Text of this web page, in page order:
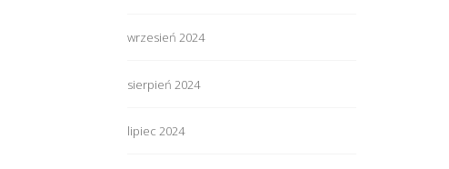
wrzesień 2024
sierpień 2024
lipiec 2024